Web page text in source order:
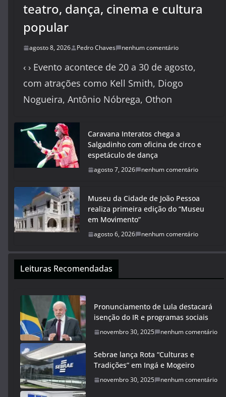
teatro, dança, cinema e cultura
popular
agosto 8, 2026 Pedro Chaves nenhum comentário
‹ › Evento acontece de 20 a 30 de agosto,
com atrações como Kell Smith, Diogo
Nogueira, Antônio Nóbrega, Othon
Caravana Interatos chega a
Salgadinho com oficina de circo e
espetáculo de dança
agosto 7, 2026 nenhum comentário
Museu da Cidade de João Pessoa
realiza primeira edição do “Museu
em Movimento”
agosto 6, 2026 nenhum comentário
Leituras Recomendadas
Pronunciamento de Lula destacará
isenção do IR e programas sociais
novembro 30, 2025 nenhum comentário
Sebrae lança Rota “Culturas e
Tradições” em Ingá e Mogeiro
novembro 30, 2025 nenhum comentário